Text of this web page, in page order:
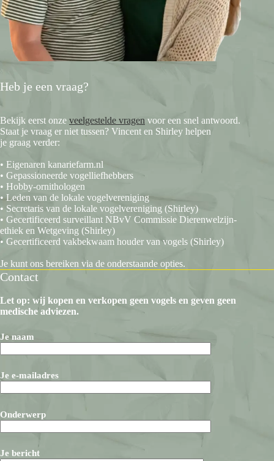
Heb je een vraag?
Bekijk eerst onze veelgestelde vragen voor een snel antwoord.
Staat je vraag er niet tussen? Vincent en Shirley helpen
je graag verder:
• Eigenaren kanariefarm.nl
• Gepassioneerde vogelliefhebbers
• Hobby-ornithologen
• Leden van de lokale vogelvereniging
• Secretaris van de lokale vogelvereniging (Shirley)
• Gecertificeerd surveillant NBvV Commissie Dierenwelzijn-
ethiek en Wetgeving (Shirley)
• Gecertificeerd vakbekwaam houder van vogels (Shirley)
Je kunt ons bereiken via de onderstaande opties.
Contact
Let op: wij kopen en verkopen geen vogels en geven geen
medische adviezen.
Je naam
Je e-mailadres
Onderwerp
Je bericht